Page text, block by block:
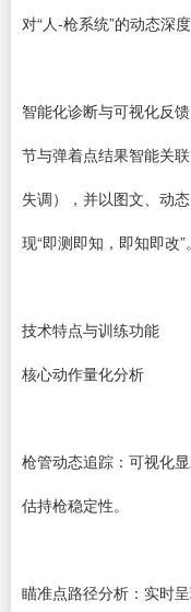
对“人-枪系统”的动态深度
智能化诊断与可视化反
节与弹着点结果智能关
失调），并以图文、动
现“即测即知，即知即改”。
技术特点与训练功能
核心动作量化分析
枪管动态追踪：可视化
估持枪稳定性。
瞄准点路径分析：实时